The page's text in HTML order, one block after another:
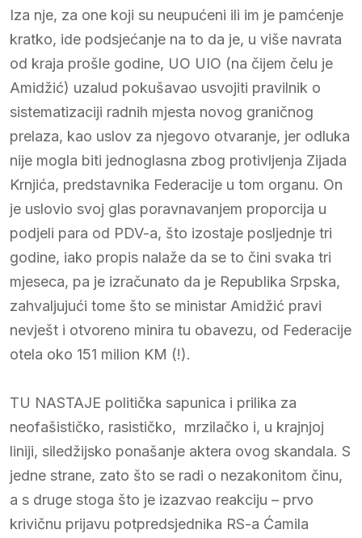
Iza nje, za one koji su neupućeni ili im je pamćenje
kratko, ide podsjećanje na to da je, u više navrata
od kraja prošle godine, UO UIO (na čijem čelu je
Amidžić) uzalud pokušavao usvojiti pravilnik o
sistematizaciji radnih mjesta novog graničnog
prelaza, kao uslov za njegovo otvaranje, jer odluka
nije mogla biti jednoglasna zbog protivljenja Zijada
Krnjića, predstavnika Federacije u tom organu. On
je uslovio svoj glas poravnavanjem proporcija u
podjeli para od PDV-a, što izostaje posljednje tri
godine, iako propis nalaže da se to čini svaka tri
mjeseca, pa je izračunato da je Republika Srpska,
zahvaljujući tome što se ministar Amidžić pravi
nevješt i otvoreno minira tu obavezu, od Federacije
otela oko 151 milion KM (!).
TU NASTAJE politička sapunica i prilika za
neofašističko, rasističko, mrzilačko i, u krajnjoj
liniji, siledžijsko ponašanje aktera ovog skandala. S
jedne strane, zato što se radi o nezakonitom činu,
a s druge stoga što je izazvao reakciju – prvo
krivičnu prijavu potpredsjednika RS-a Ćamila